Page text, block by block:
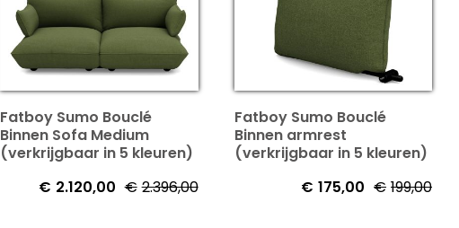
Fatboy Sumo Bouclé
Binnen Sofa Medium
(verkrijgbaar in 5 kleuren)
€ 2.396,00
€ 2.120,00
Fatboy Sumo Bouclé
Binnen armrest
(verkrijgbaar in 5 kleuren)
€ 199,00
€ 175,00